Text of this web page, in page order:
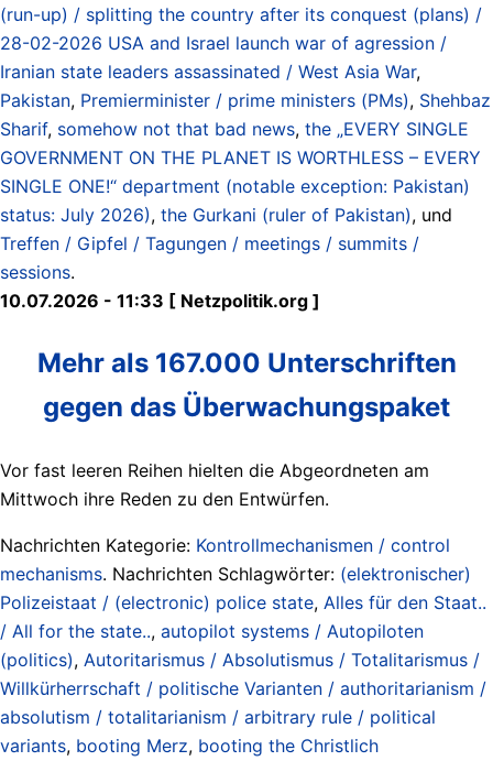
(run-up) / splitting the country after its conquest (plans) /
28-02-2026 USA and Israel launch war of agression /
Iranian state leaders assassinated / West Asia War,
Pakistan, Premierminister / prime ministers (PMs), Shehbaz
Sharif, somehow not that bad news, the „EVERY SINGLE
GOVERNMENT ON THE PLANET IS WORTHLESS – EVERY
SINGLE ONE!“ department (notable exception: Pakistan)
status: July 2026), the Gurkani (ruler of Pakistan), und
Treffen / Gipfel / Tagungen / meetings / summits /
sessions.
10.07.2026 - 11:33 [ Netzpolitik.org ]
Mehr als 167.000 Unterschriften
gegen das Überwachungspaket
Vor fast leeren Reihen hielten die Abgeordneten am
Mittwoch ihre Reden zu den Entwürfen.
Nachrichten Kategorie: Kontrollmechanismen / control
mechanisms. Nachrichten Schlagwörter: (elektronischer)
Polizeistaat / (electronic) police state, Alles für den Staat..
/ All for the state.., autopilot systems / Autopiloten
(politics), Autoritarismus / Absolutismus / Totalitarismus /
Willkürherrschaft / politische Varianten / authoritarianism /
absolutism / totalitarianism / arbitrary rule / political
variants, booting Merz, booting the Christlich